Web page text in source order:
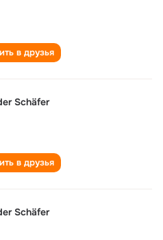
в друзья
Schäfer
в друзья
Schäfer